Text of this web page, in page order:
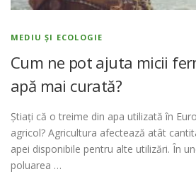
MEDIU ȘI ECOLOGIE
Cum ne pot ajuta micii
apă mai curată?
Știați că o treime din apa utilizată în
agricol? Agricultura afectează atât
apei disponibile pentru alte utilizări. În
poluarea …